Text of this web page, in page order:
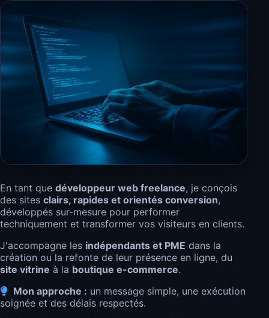
En tant que développeur web freelance, je conçois
des sites clairs, rapides et orientés conversion,
développés sur-mesure pour performer
techniquement et transformer vos visiteurs en clients.
J'accompagne les indépendants et PME dans la
création ou la refonte de leur présence en ligne, du
site vitrine à la boutique e-commerce.
Mon approche : un message simple, une exécution
soignée et des délais respectés.